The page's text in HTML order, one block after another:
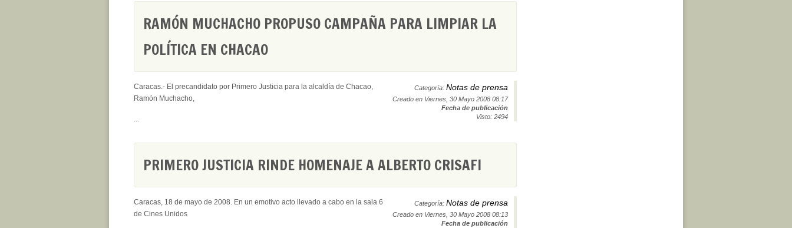
RAMÓN MUCHACHO PROPUSO CAMPAÑA PARA LIMPIAR LA
POLÍTICA EN CHACAO
Categoría: Notas de prensa
Creado en Viernes, 30 Mayo 2008 08:17
Fecha de publicación
Visto: 2494
Caracas.- El precandidato por Primero Justicia para la alcaldía de Chacao,
Ramón Muchacho,
...
PRIMERO JUSTICIA RINDE HOMENAJE A ALBERTO CRISAFI
Categoría: Notas de prensa
Creado en Viernes, 30 Mayo 2008 08:13
Fecha de publicación
Caracas, 18 de mayo de 2008. En un emotivo acto llevado a cabo en la sala 6
de Cines Unidos